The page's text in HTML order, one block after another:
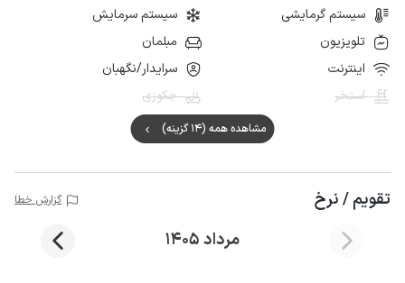
سیستم گرمایشی
سیستم سرمایش
تلویزیون
مبلمان
اینترنت
سرایدار/نگهبان
استخر
جکوزی
مشاهده همه (14 گزینه)
تقویم / نرخ گزارش خطا
مرداد 1405